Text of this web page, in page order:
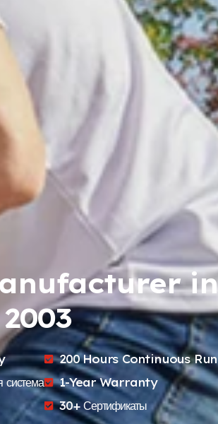
in
система
200Hours Continuous
1-Year Warranty
30+ Сертификаты